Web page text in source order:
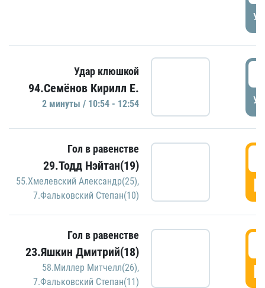
Удар клюшкой
94.Семёнов Кирилл Е.
2 минуты / 10:54 - 12:54
Гол в равенстве
29.Тодд Нэйтан(19)
55.Хмелевский Александр(25),
7.Фальковский Степан(10)
Гол в равенстве
23.Яшкин Дмитрий(18)
58.Миллер Митчелл(26),
7.Фальковский Степан(11)